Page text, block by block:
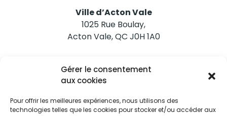
Gérer le consentement
aux cookies
Pour offrir les meilleures expériences, nous utilisons des
technologies telles que les cookies pour stocker et/ou accéder aux
Ville d’Acton Vale
1025 Rue Boulay,
Acton Vale, QC J0H 1A0
Nous joindre
Tél. 450 546-2703